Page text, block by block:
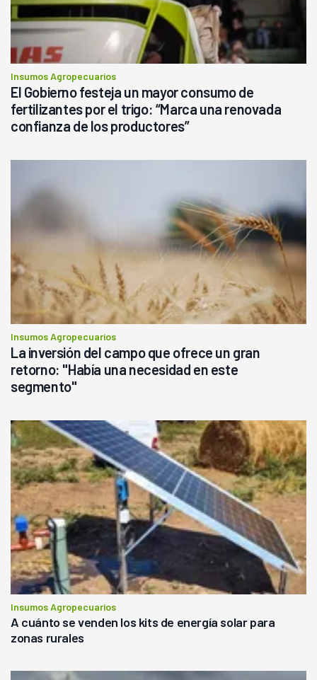
Insumos Agropecuarios
El Gobierno festeja un mayor consumo de
fertilizantes por el trigo: “Marca una renovada
confianza de los productores”
Insumos Agropecuarios
La inversión del campo que ofrece un gran
retorno: "Había una necesidad en este
segmento"
Insumos Agropecuarios
A cuánto se venden los kits de energía solar para
zonas rurales